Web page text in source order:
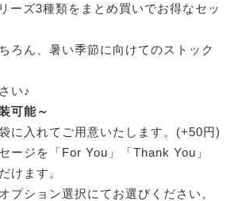
ーズ3種類をまとめ買いでお得なセッ
ろん、暑い季節に向けてのストック
い♪
可能～
に入れてご用意いたします。(+50円)
ージを「For You」「Thank You」
けます。
プション選択にてお選びください。